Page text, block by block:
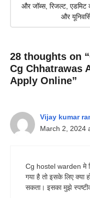
और जॉब्स, रिजल्ट, एडमिट
और
28 thoughts on
Cg Chhatrawas
Apply Online”
Vijay kumar
March 2, 2024
Cg hostel warden मे
गया है तो इसके लिए क्या
सकता। इसका मुझे